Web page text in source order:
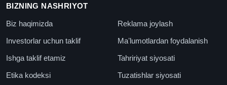
BIZNING NASHRIYOT
Biz haqimizda
Reklama joylash
Investorlar uchun taklif
Maʼlumotlardan foydalanish
Ishga taklif etamiz
Tahririyat siyosati
Etika kodeksi
Tuzatishlar siyosati